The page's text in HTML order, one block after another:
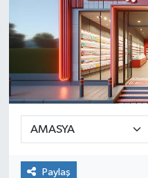
Paylaş